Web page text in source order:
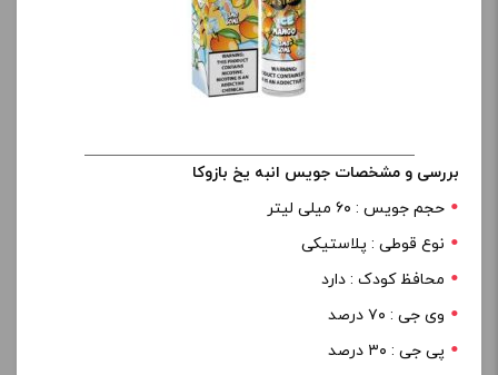
بررسی و مشخصات جویس انبه یخ بازوکا
حجم جویس : ۶۰ میلی لیتر
نوع قوطی : پلاستیکی
محافظ کودک : دارد
وی جی : ۷۰ درصد
پی جی : ۳۰ درصد